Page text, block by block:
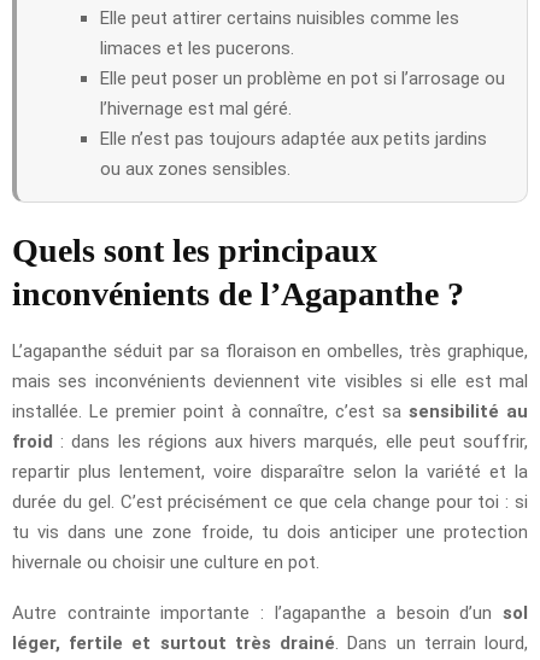
Elle peut attirer certains nuisibles comme les
limaces et les pucerons.
Elle peut poser un problème en pot si l’arrosage ou
l’hivernage est mal géré.
Elle n’est pas toujours adaptée aux petits jardins
ou aux zones sensibles.
Quels sont les principaux
inconvénients de l’Agapanthe ?
L’agapanthe séduit par sa floraison en ombelles, très graphique,
mais ses inconvénients deviennent vite visibles si elle est mal
installée. Le premier point à connaître, c’est sa sensibilité au
froid : dans les régions aux hivers marqués, elle peut souffrir,
repartir plus lentement, voire disparaître selon la variété et la
durée du gel. C’est précisément ce que cela change pour toi : si
tu vis dans une zone froide, tu dois anticiper une protection
hivernale ou choisir une culture en pot.
Autre contrainte importante : l’agapanthe a besoin d’un sol
léger, fertile et surtout très drainé. Dans un terrain lourd,